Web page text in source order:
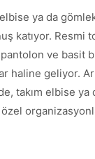
ya da
katıyor. Resmi
pantolon ve basit
haline geliyor.
takım elbise